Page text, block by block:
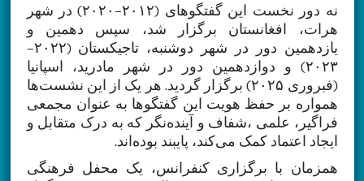
نه دور نخست این گفتگوهای (۲۰۱۲–۲۰۲۰) در شهر
هرات، افغانستان برگزار شد، سپس دهمین و
یازدهمین دور در شهر دوشنبه، تاجیکستان (۲۰۲۲–
۲۰۲۳) و دوازدهمین دور در شهر مادرید، اسپانیا
(فبروری ۲۰۲۵) برگزار گردید. هر یک از این نشست‌ها
همواره بر حفظ هویت این گفتگوها به عنوان مجمعی
فراگیر، علمی ،شفاف و آینده‌نگر که به درک متقابل و
ایجاد اعتماد کمک می‌کند، پایبند بوده‌اند.
همزمان با برگزاری کنفرانس، یک محفل فرهنگی